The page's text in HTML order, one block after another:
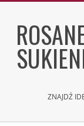
content
ZNAJDŹ